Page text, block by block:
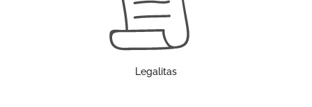
Legalitas